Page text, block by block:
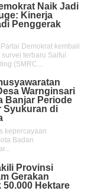
Naik Jadi
Kinerja
Penggerak
Demokrat kembali
terbaru Saiful
(SMRC...
Warnginsari
Banjar Periode
Syukuran di
kepercayaan
Badan
Provinsi
Gerakan
Hektare